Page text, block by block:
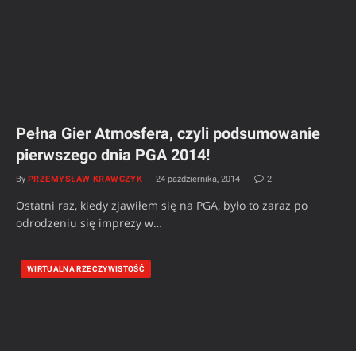
Pełna Gier Atmosfera, czyli podsumowanie
pierwszego dnia PGA 2014!
By PRZEMYSŁAW KRAWCZYK 24 października, 2014 2
Ostatni raz, kiedy zjawiłem się na PGA, było to zaraz po
odrodzeniu się imprezy w…
WIRTUALNA RZECZYWISTOŚĆ